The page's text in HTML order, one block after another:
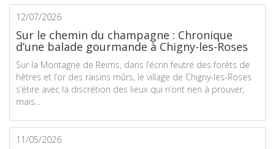
12/07/2026
Sur le chemin du champagne : Chronique
d’une balade gourmande à Chigny-les-Roses
Sur la Montagne de Reims, dans l’écrin feutré des forêts de
hêtres et l’or des raisins mûrs, le village de Chigny-les-Roses
s’étire avec la discrétion des lieux qui n’ont rien à prouver,
mais...
11/05/2026